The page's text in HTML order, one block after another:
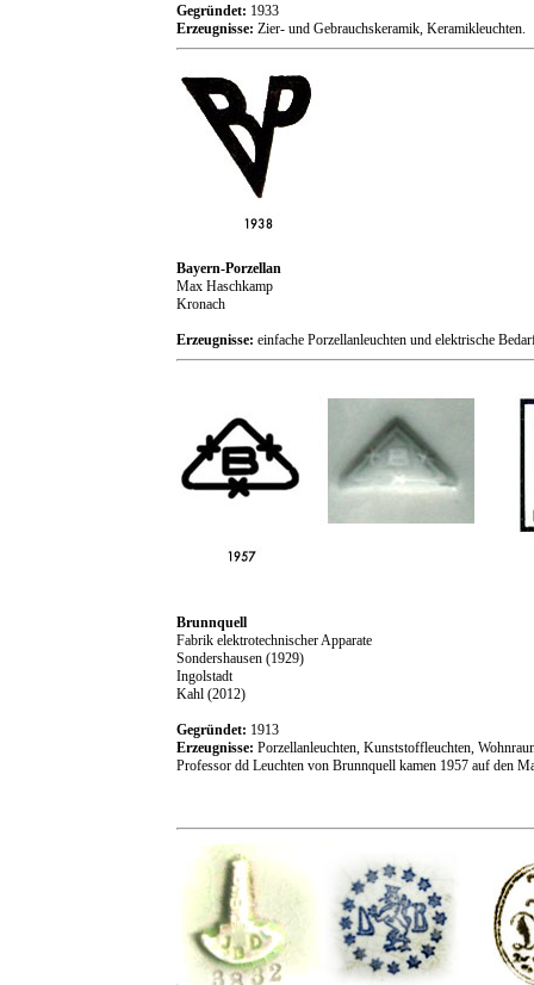
Gegründet: 1933
Erzeugnisse: Zier- und Gebrauchskeramik, Keramikleuchten.
Bayern-Porzellan
Max Haschkamp
Kronach
Erzeugnisse: einfache Porzellanleuchten und elektrische
Brunnquell
Fabrik elektrotechnischer Apparate
Sondershausen (1929)
Ingolstadt
Kahl (2012)
Gegründet: 1913
Erzeugnisse: Porzellanleuchten, Kunststoffleuchten,
Professor dd Leuchten von Brunnquell kamen 1957 auf den